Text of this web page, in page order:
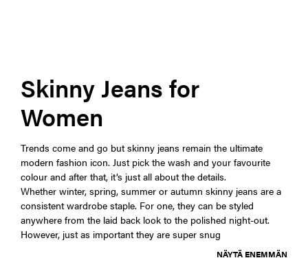
Skinny Jeans for
Women
Trends come and go but skinny jeans remain the ultimate
modern fashion icon. Just pick the wash and your favourite
colour and after that, it’s just all about the details.
Whether winter, spring, summer or autumn skinny jeans are a
consistent wardrobe staple. For one, they can be styled
anywhere from the laid back look to the polished night-out.
However, just as important they are super snug
NÄYTÄ ENEMMÄN